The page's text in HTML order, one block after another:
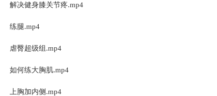
解决健身膝关节疼.mp4
练腿.mp4
虐臀超级组.mp4
如何练大胸肌.mp4
上胸加内侧.mp4